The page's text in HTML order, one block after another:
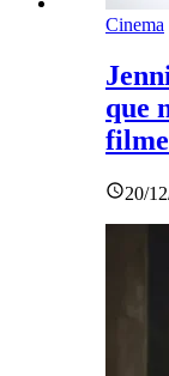
Cinema
que
20/